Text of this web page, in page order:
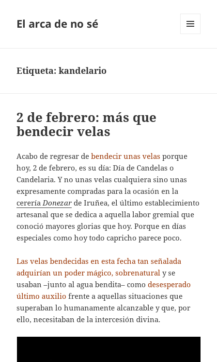
El arca de no sé
Etiqueta:kandelario
2 de febrero: más que
bendecir velas
Acabo de regresar debendecir unas velas porque
hoy, 2 de febrero, es su día: Día de Candelas o
Candelaria. Y no unas velas cualquiera sino unas
expresamente compradas para la ocasión en la
cereríaDonezar de Iruñea, el último establecimiento
artesanal que se dedica a aquella labor gremial que
conoció mayores glorias que hoy. Porque en días
especiales como hoy todo capricho parece poco.
Las velas bendecidas en esta fecha tan señalada
adquirían un poder mágico, sobrenatural y se
usaban –junto al agua bendita– comodesesperado
último auxilio frente a aquellas situaciones que
superaban lo humanamente alcanzable y que, por
ello, necesitaban de la intercesión divina.